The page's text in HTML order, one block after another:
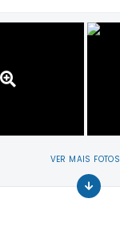
VER MAIS FOTOS